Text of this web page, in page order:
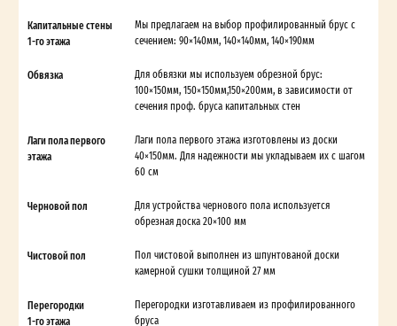
Капитальные стены
1-го этажа
Мы предлагаем на выбор профилированный брус с
сечением: 90×140мм, 140×140мм, 140×190мм
Обвязка
Для обвязки мы используем обрезной брус:
100×150мм, 150×150мм,150×200мм, в зависимости от
сечения проф. бруса капитальных стен
Лаги пола первого
этажа
Лаги пола первого этажа изготовлены из доски
40×150мм. Для надежности мы укладываем их с шагом
60 см
Черновой пол
Для устройства чернового пола используется
обрезная доска 20×100 мм
Чистовой пол
Пол чистовой выполнен из шпунтованой доски
камерной сушки толщиной 27 мм
Перегородки
1-го этажа
Перегородки изготавливаем из профилированного
бруса